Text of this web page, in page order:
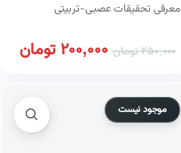
معرفی تحقیقات عصبی-تربیتی
250,000تومان 200,000تومان
موجود نیست